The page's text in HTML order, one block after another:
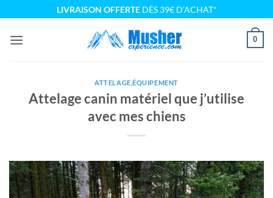
au
contenu
LIVRAISON OFFERTEDÈS 39€ D'ACHAT*
0
ATTELAGE ,ÉQUIPEMENT
Attelage canin matériel que j’utilise
avec mes chiens